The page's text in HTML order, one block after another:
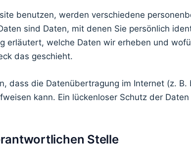
benutzen, werden verschiedene
sind Daten, mit denen Sie persönlich
erläutert, welche Daten wir erheben und
das geschieht.
dass die Datenübertragung im Internet (z. B.
kann. Ein lückenloser Schutz der
Stelle